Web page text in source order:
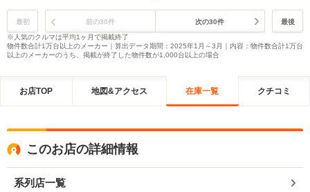
最初 前の30件 次の30件
最後
※人気のクルマは平均1ヶ月で掲載終了
物件数合計1万台以上のメーカー｜算出データ期間：2025年1月～3月｜内容：物件数合計1万台
以上のメーカーのうち、掲載が終了した物件数が1,000台以上の場合
お店TOP 地図&アクセス 在庫一覧 クチコミ
このお店の詳細情報
系列店一覧